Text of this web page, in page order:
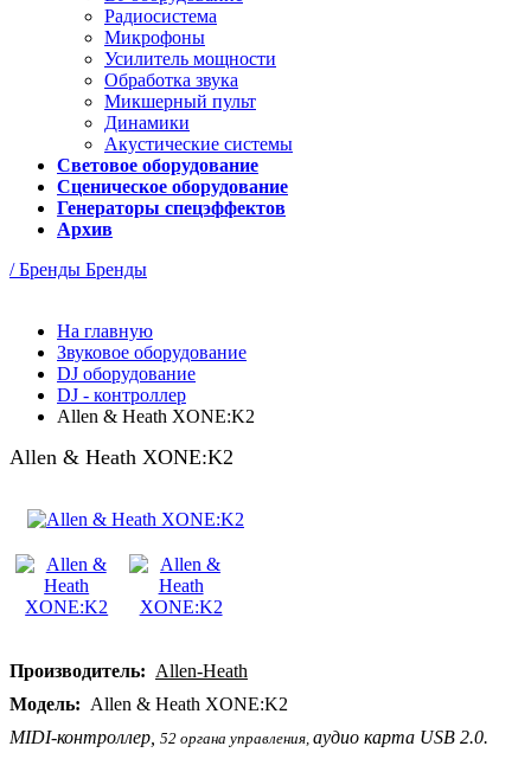
Радиосистема
Микрофоны
Усилитель мощности
Обработка звука
Микшерный пульт
Динамики
Акустические системы
Световое оборудование
Сценическое оборудование
Генераторы спецэффектов
Архив
/ Бренды Бренды
На главную
Звуковое оборудование
DJ оборудование
DJ - контроллер
Allen & Heath XONE:K2
Allen & Heath XONE:K2
Производитель: Allen-Heath
Модель: Allen & Heath XONE:K2
MIDI-контроллер, 52 органа управления, аудио карта USB 2.0.